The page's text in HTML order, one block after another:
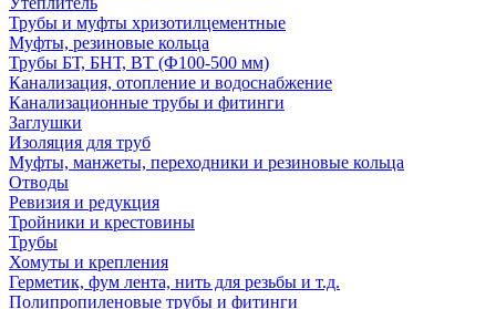
Трубы и муфты хризотилцементные
Муфты, резиновые кольца
Трубы БТ, БНТ, ВТ (Ф100-500 мм)
Канализация, отопление и водоснабжение
Канализационные трубы и фитинги
Заглушки
Изоляция для труб
Муфты, манжеты, переходники и резиновые кольца
Отводы
Ревизия и редукция
Тройники и крестовины
Трубы
Хомуты и крепления
Герметик, фум лента, нить для резьбы и т.д.
Полипропиленовые трубы и фитинги